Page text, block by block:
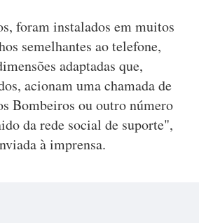
foram instalados em muitos
semelhantes ao telefone,
adaptadas que,
acionam uma chamada de
Bombeiros ou outro número
da rede social de suporte",
à imprensa.